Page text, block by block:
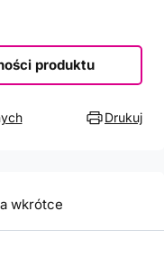
produktu
Drukuj
wkrótce